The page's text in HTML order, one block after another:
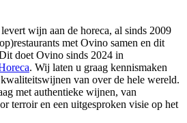
wijn aan de horeca, al sinds 2009
met Ovino samen en dit
doet Ovino sinds 2024 in
. Wij laten u graag kennismaken
van over de hele wereld.
met authentieke wijnen, van
terroir en een uitgesproken visie op het